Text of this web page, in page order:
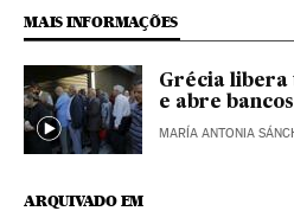
MAIS INFORMAÇÕES
Grécia libera
e abre
MARÍA ANTONIA
ARQUIVADO EM